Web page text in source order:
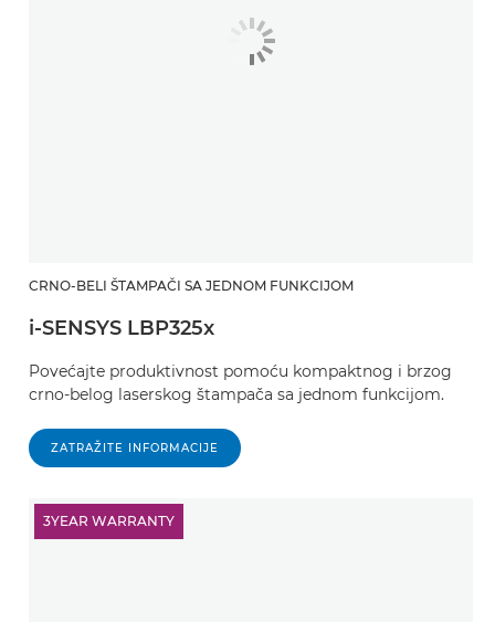
CRNO-BELI ŠTAMPAČI SA JEDNOM FUNKCIJOM
i-SENSYS LBP325x
Povećajte produktivnost pomoću kompaktnog i brzog
crno-belog laserskog štampača sa jednom funkcijom.
ZATRAŽITE INFORMACIJE
3YEAR WARRANTY